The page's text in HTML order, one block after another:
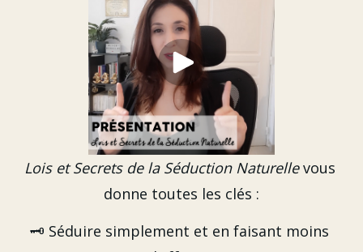
Lois et Secrets de la Séduction Naturelle vous
donne toutes les clés :
🗝️ Séduire simplement et en faisant moins